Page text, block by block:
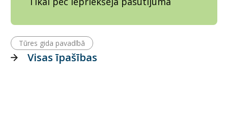
Tūres gida pavadībā
Visas īpašības